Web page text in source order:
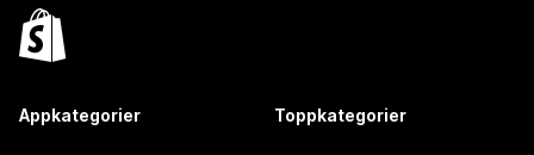
Appkategorier Toppkategorier